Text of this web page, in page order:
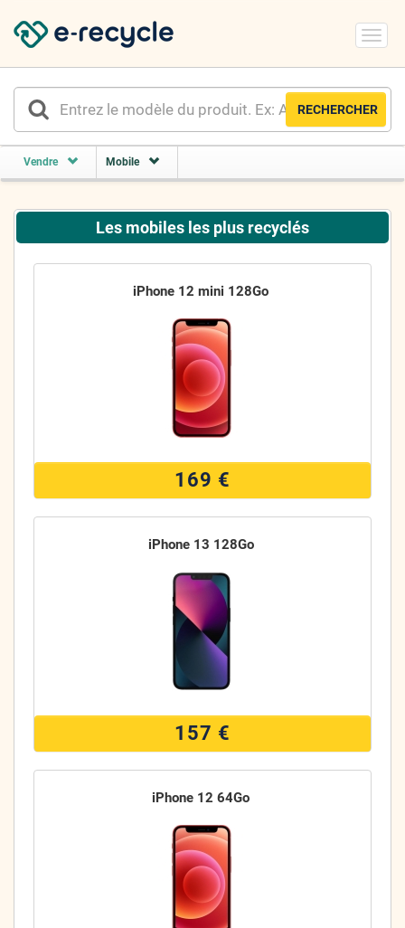
RECHERCHER
Vendre Mobile
Les mobiles les plus recyclés
iPhone 12 mini 128Go
169 €
iPhone 13 128Go
157 €
iPhone 12 64Go